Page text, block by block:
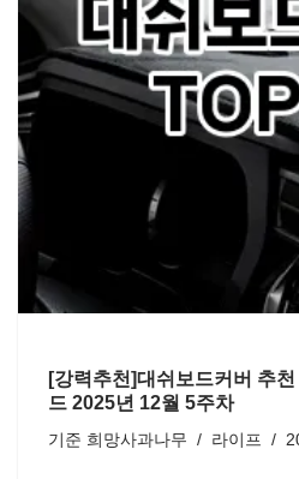
[강력추천]대쉬보드커버 추
드 2025년 12월 5주차
기준 희망사과나무 라이프